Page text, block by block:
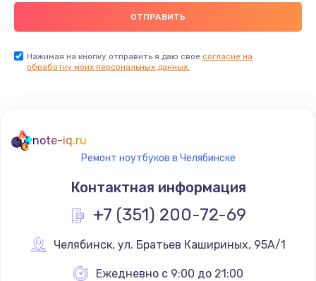
Нажимая на кнопку отправить я даю свое согласие на
обработку моих персональных данных.
note-iq.ru
Ремонт ноутбуков в Челябинске
Контактная информация
+7 (351) 200-72-69
Челябинск, ул. Братьев Кашириных, 95А/1
Ежедневно с 9:00 до 21:00